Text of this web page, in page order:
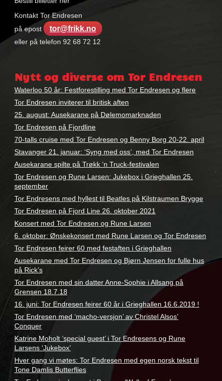
Kontakt Tor Endresen
på epost
tor@frikk.no
eller på telefon 92 68 72 12
endresen
Nytt og diverse om Tor Endresen
Waterloo 50 år: Festforestilling med Tor Endresen og flere
Tor Endresen inviterer til britisk aften
25. august: Ausekarane på Dølemomarknaden
Tor Endresen på Fjordline
70-talls cruise med Tor Endresen og Benny Borg 20-22. april
Stavanger 21. januar: ‘Syng med oss’, med Tor Endresen
Ausekarane spilte på Trøkk ‘n Truck-festivalen
Tor Endresen og Rune Larsen: Jukebox i Grieghallen 25.
september
Tor Endresens med hyllest til Beatles på Kilstraumen Brygge
Tor Endresen på Fjord Line 26. oktober 2021
Konsert med Tor Endresen og Rune Larsen
6. oktober: Ønskekonsert med Rune Larsen og Tor Endresen
Tor Endresen feirer 60 med festaften i Grieghallen
Ausekarane med Tor Endresen og Bjørn Jensen for fulle hus
på Rick’s
Tor Endresen med sin datter Anne-Sophie i Allsang på
Grensen 18.7.18
16. juni: Tor Endresen feirer 60 år i Grieghallen 16.6.2019 !
Tor Endresen med ‘macho-versjon’ av Christel Alsos’
Conquer
Katrine Moholt ‘special guest’ i Tor Endresens og Rune
Larsens ‘Jukebox’
Hver gang vi møtes: Tor Endresen med egen norsk tekst til
Tone Damlis Butterflies